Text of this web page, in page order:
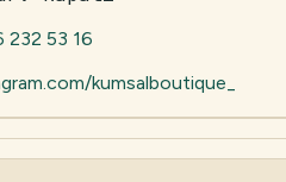
232 53 16
kumsalboutique_